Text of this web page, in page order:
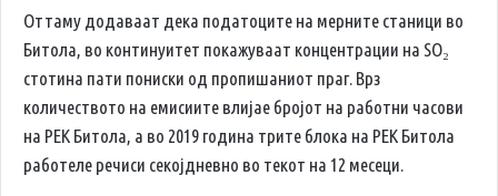
Оттаму додаваат дека податоците на мерните станици во
Битола, во континуитет покажуваат концентрации на SO₂
стотина пати пониски од пропишаниот праг. Врз
количеството на емисиите влијае бројот на работни часови
на РЕК Битола, а во 2019 година трите блока на РЕК Битола
работеле речиси секојдневно во текот на 12 месеци.